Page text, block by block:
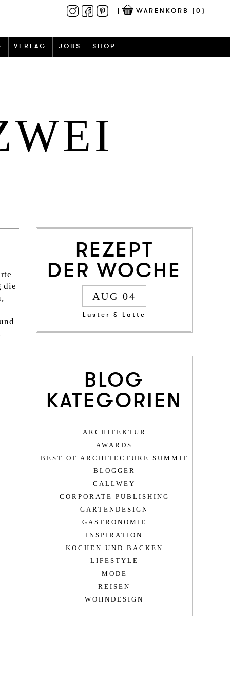
WARENKORB (0)
VERLAG JOBS SHOP
die
REZEPT
DER WOCHE
AUG 04
Luster & Latte
BLOG
KATEGORIEN
ARCHITEKTUR
AWARDS
BEST OF ARCHITECTURE SUMMIT
BLOGGER
CALLWEY
CORPORATE PUBLISHING
GARTENDESIGN
GASTRONOMIE
INSPIRATION
KOCHEN UND BACKEN
LIFESTYLE
MODE
REISEN
WOHNDESIGN